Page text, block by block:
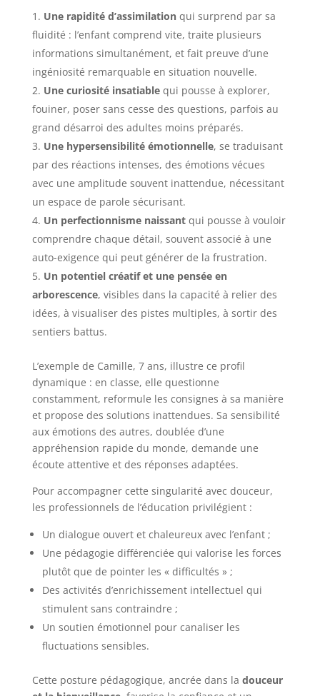
Une rapidité d’assimilationqui surprend par sa
fluidité : l’enfant comprend vite, traite plusieurs
informations simultanément, et fait preuve d’une
ingéniosité remarquable en situation nouvelle.
Une curiosité insatiablequi pousse à explorer,
fouiner, poser sans cesse des questions, parfois au
grand désarroi des adultes moins préparés.
Une hypersensibilité émotionnelle, se traduisant
par des réactions intenses, des émotions vécues
avec une amplitude souvent inattendue, nécessitant
un espace de parole sécurisant.
Un perfectionnisme naissantqui pousse à vouloir
comprendre chaque détail, souvent associé à une
auto-exigence qui peut générer de la frustration.
Un potentiel créatif et une pensée en
arborescence, visibles dans la capacité à relier des
idées, à visualiser des pistes multiples, à sortir des
sentiers battus.
L’exemple de Camille, 7 ans, illustre ce profil
dynamique : en classe, elle questionne
constamment, reformule les consignes à sa manière
et propose des solutions inattendues. Sa sensibilité
aux émotions des autres, doublée d’une
appréhension rapide du monde, demande une
écoute attentive et des réponses adaptées.
Pour accompagner cette singularité avec douceur,
les professionnels de l’éducation privilégient :
Un dialogue ouvert et chaleureux avec l’enfant ;
Une pédagogie différenciée qui valorise les forces
plutôt que de pointer les « difficultés » ;
Des activités d’enrichissement intellectuel qui
stimulent sans contraindre ;
Un soutien émotionnel pour canaliser les
fluctuations sensibles.
Cette posture pédagogique, ancrée dans la douceur